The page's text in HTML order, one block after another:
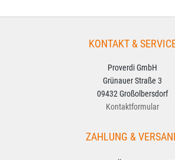
KONTAKT &
Proverdi GmbH
Grünauer Straße 3
09432 Großolbersdorf
Kontaktformular
ZAHLUNG &